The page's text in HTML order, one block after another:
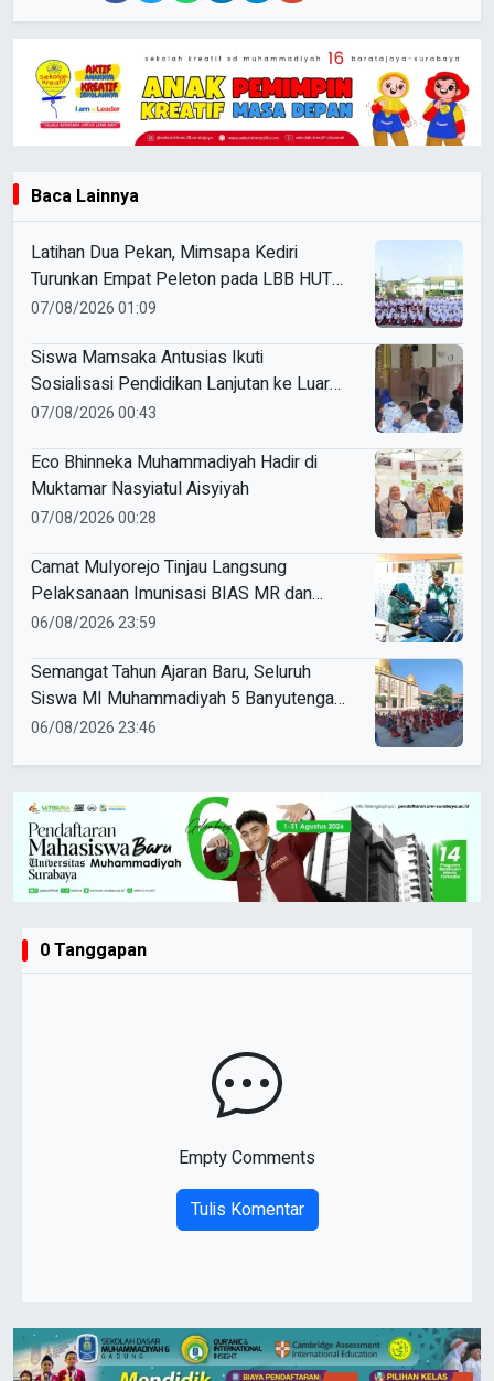
Baca Lainnya
Latihan Dua Pekan, Mimsapa Kediri
Turunkan Empat Peleton pada LBB HUT
Ke-81 RI Kecamatan Pare
07/08/2026 01:09
Siswa Mamsaka Antusias Ikuti
Sosialisasi Pendidikan Lanjutan ke Luar
Negeri
07/08/2026 00:43
Eco Bhinneka Muhammadiyah Hadir di
Muktamar Nasyiatul Aisyiyah
07/08/2026 00:28
Camat Mulyorejo Tinjau Langsung
Pelaksanaan Imunisasi BIAS MR dan
HPV di SD Muhammadiyah 18 Surabaya
06/08/2026 23:59
Semangat Tahun Ajaran Baru, Seluruh
Siswa MI Muhammadiyah 5 Banyutengah
Ikuti Latihan Tapak Suci Perdana
06/08/2026 23:46
0 Tanggapan
Empty Comments
Tulis Komentar